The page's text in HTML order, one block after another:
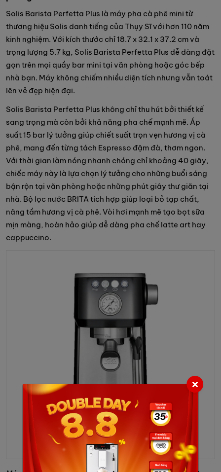
Solis Barista Perfetta Plus là máy pha cà phê mini từ
thương hiệu Solis danh tiếng của Thụy Sĩ với hơn 110 năm
kinh nghiệm. Với kích thước chỉ 18.7 x 32.1 x 37.2 cm và
trọng lượng 5.7 kg, Solis Barista Perfetta Plus dễ dàng đặt
gọn trên mọi quầy bar mini tại văn phòng hoặc góc bếp
nhà bạn. Máy không chiếm nhiều diện tích nhưng vẫn toát
lên vẻ đẹp hiện đại.
Solis Barista Perfetta Plus không chỉ thu hút bởi thiết kế
sang trọng mà còn bởi khả năng pha chế mạnh mẽ. Áp
suất 15 bar lý tưởng giúp chiết suất trọn vẹn hương vị cà
phê, mang đến từng tách Espresso đậm đà, thơm ngon.
Với thời gian làm nóng nhanh chóng chỉ khoảng 40 giây,
chiếc máy này là lựa chọn lý tưởng cho những buổi sáng
bận rộn tại văn phòng hoặc những phút giây thư giãn tại
nhà. Bộ lọc nước BRITA tích hợp giúp loại bỏ tạp chất,
nâng tầm hương vị cà phê. Vòi hơi mạnh mẽ tạo bọt sữa
mịn màng, hoàn hảo giúp dễ dàng pha chế latte art hay
cappuccino.